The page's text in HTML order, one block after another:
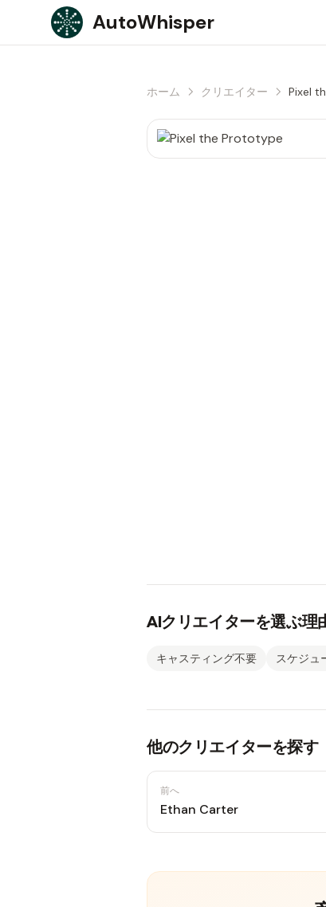
Skip to content
AutoWhisper
ホーム クリエイター Pixel
AIクリエイターを選ぶ理
キャスティング不要 スケジュ
他のクリエイターを探す
前へ
Ethan Carter